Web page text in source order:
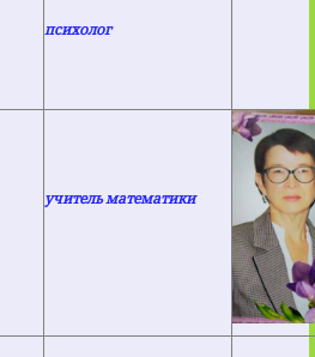
психолог
учитель математики